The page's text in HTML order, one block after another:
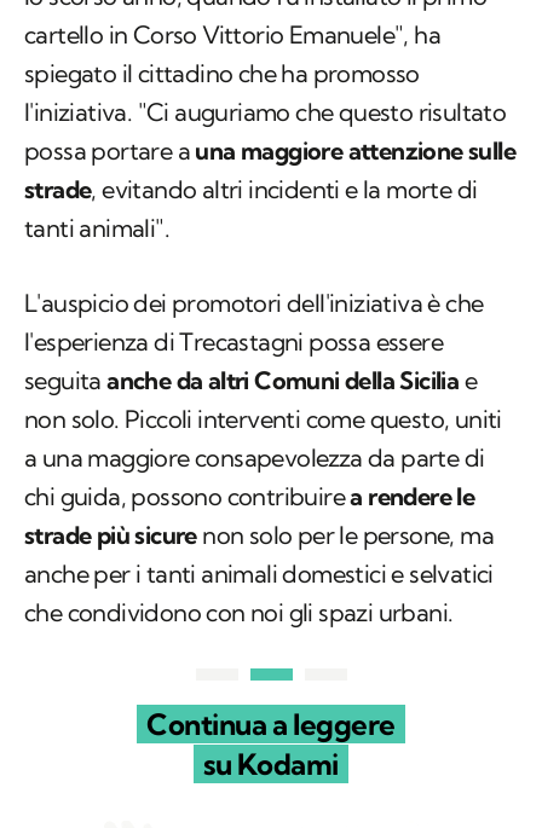
cartello in Corso Vittorio Emanuele", ha
spiegato il cittadino che ha promosso
l'iniziativa. "Ci auguriamo che questo risultato
possa portare a una maggiore attenzione sulle
strade, evitando altri incidenti e la morte di
tanti animali".
L'auspicio dei promotori dell'iniziativa è che
l'esperienza di Trecastagni possa essere
seguitaanche da altri Comuni della Sicilia e
non solo. Piccoli interventi come questo, uniti
a una maggiore consapevolezza da parte di
chi guida, possono contribuirea rendere le
strade più sicurenon solo per le persone, ma
anche per i tanti animali domestici e selvatici
che condividono con noi gli spazi urbani.
Continua a leggere
su Kodami